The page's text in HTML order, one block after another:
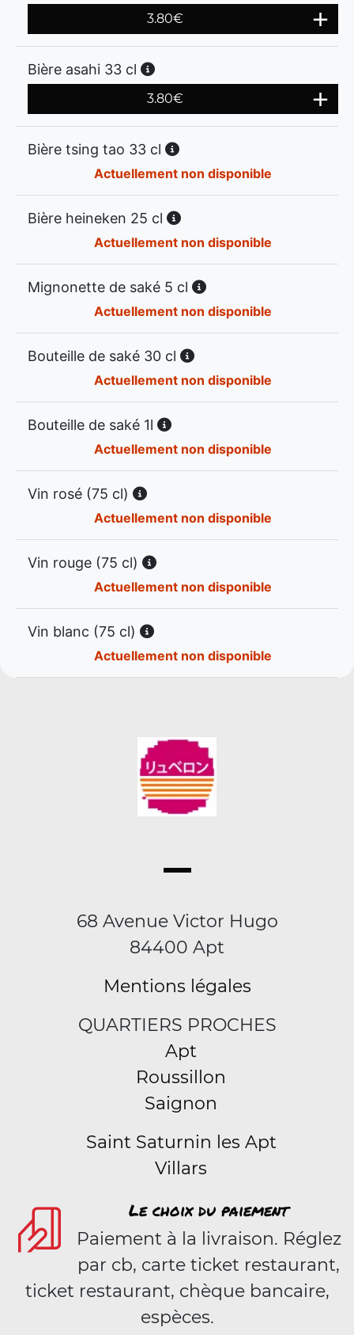
3.80€
Bière asahi 33 cl
3.80€
Bière tsing tao 33 cl
Actuellement non disponible
Bière heineken 25 cl
Actuellement non disponible
Mignonette de saké 5 cl
Actuellement non disponible
Bouteille de saké 30 cl
Actuellement non disponible
Bouteille de saké 1l
Actuellement non disponible
Vin rosé (75 cl)
Actuellement non disponible
Vin rouge (75 cl)
Actuellement non disponible
Vin blanc (75 cl)
Actuellement non disponible
68 Avenue Victor Hugo
84400 Apt
Mentions légales
QUARTIERS PROCHES
Apt
Roussillon
Saignon
Saint Saturnin les Apt
Villars
Le choix du paiement
Paiement à la livraison. Réglez
par cb, carte ticket restaurant,
ticket restaurant, chèque bancaire,
espèces.